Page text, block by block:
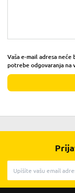
Vaša e-mail adresa
potrebe odgovaranja na